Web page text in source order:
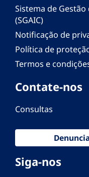
Sistema de
(SGAIC)
Notificação de
Política de
Termos e
Contate-nos
Consultas
Siga-nos